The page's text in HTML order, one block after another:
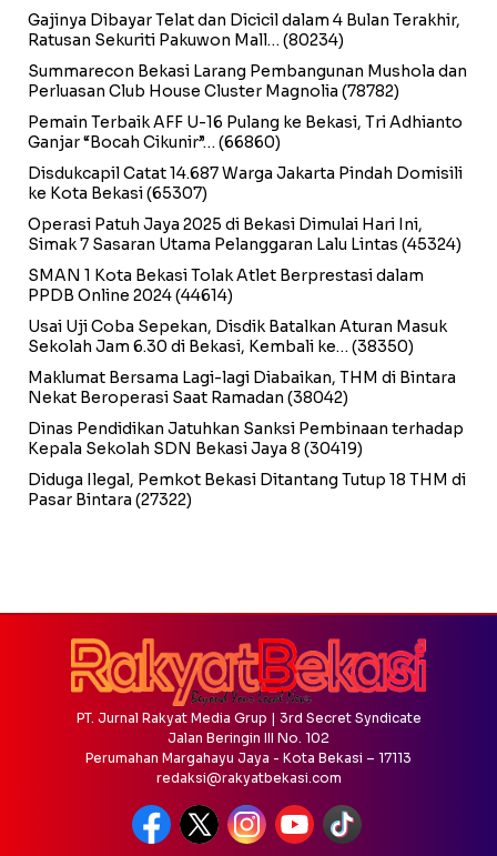
Gajinya Dibayar Telat dan Dicicil dalam 4 Bulan Terakhir,
Ratusan Sekuriti Pakuwon Mall… (80234)
Summarecon Bekasi Larang Pembangunan Mushola dan
Perluasan Club House Cluster Magnolia (78782)
Pemain Terbaik AFF U-16 Pulang ke Bekasi, Tri Adhianto
Ganjar “Bocah Cikunir”… (66860)
Disdukcapil Catat 14.687 Warga Jakarta Pindah Domisili
ke Kota Bekasi(65307)
Operasi Patuh Jaya 2025 di Bekasi Dimulai Hari Ini,
Simak 7 Sasaran Utama Pelanggaran Lalu Lintas (45324)
SMAN 1 Kota Bekasi Tolak Atlet Berprestasi dalam
PPDB Online 2024(44614)
Usai Uji Coba Sepekan, Disdik Batalkan Aturan Masuk
Sekolah Jam 6.30 di Bekasi, Kembali ke… (38350)
Maklumat Bersama Lagi-lagi Diabaikan, THM di Bintara
Nekat Beroperasi Saat Ramadan (38042)
Dinas Pendidikan Jatuhkan Sanksi Pembinaan terhadap
Kepala Sekolah SDN Bekasi Jaya 8 (30419)
Diduga Ilegal, Pemkot Bekasi Ditantang Tutup 18 THM di
Pasar Bintara (27322)
PT. Jurnal Rakyat Media Grup | 3rd Secret Syndicate
Jalan Beringin III No. 102
Perumahan Margahayu Jaya - Kota Bekasi – 17113
redaksi@rakyatbekasi.com